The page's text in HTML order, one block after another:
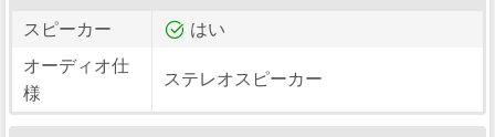
スピーカー
はい
オーディオ仕
様
ステレオスピーカー